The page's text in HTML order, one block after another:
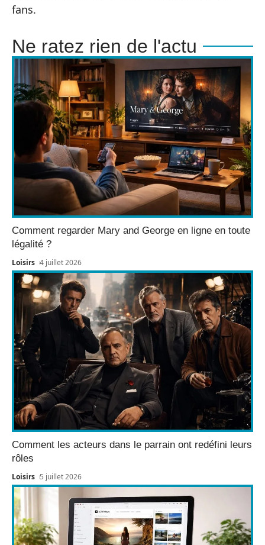
fans.
Ne ratez rien de l'actu
Comment regarder Mary and George en ligne en toute
légalité ?
Loisirs 4 juillet 2026
Comment les acteurs dans le parrain ont redéfini leurs
rôles
Loisirs 5 juillet 2026